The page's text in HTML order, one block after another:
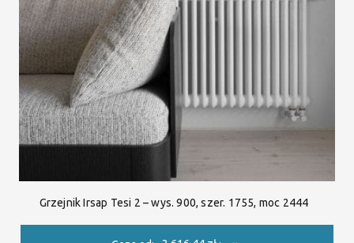
Grzejnik Irsap Tesi 2 – wys. 900, szer. 1755, moc 2444